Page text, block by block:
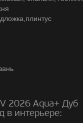
2026 Aqua+ Дуб
в интерьере: